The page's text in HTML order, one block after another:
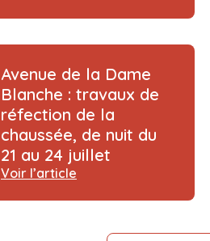
Avenue de la Dame
Blanche : travaux de
réfection de la
chaussée, de nuit du
21 au 24 juillet
Voir l’article